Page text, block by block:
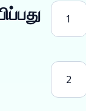
1
2